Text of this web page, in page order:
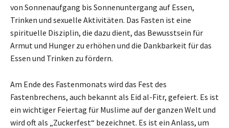
von Sonnenaufgang bis Sonnenuntergang auf Essen,
Trinken und sexuelle Aktivitäten. Das Fasten ist eine
spirituelle Disziplin, die dazu dient, das Bewusstsein für
Armut und Hunger zu erhöhen und die Dankbarkeit für das
Essen und Trinken zu fördern.
Am Ende des Fastenmonats wird das Fest des
Fastenbrechens, auch bekannt als Eid al-Fitr, gefeiert. Es ist
ein wichtiger Feiertag für Muslime auf der ganzen Welt und
wird oft als „Zuckerfest“ bezeichnet. Es ist ein Anlass, um